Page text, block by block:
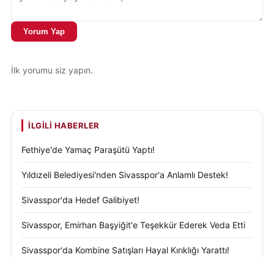
Yorum Yap
İlk yorumu siz yapın.
İLGILI HABERLER
Fethiye'de Yamaç Paraşütü Yaptı!
Yıldızeli Belediyesi'nden Sivasspor'a Anlamlı Destek!
Sivasspor'da Hedef Galibiyet!
Sivasspor, Emirhan Başyiğit'e Teşekkür Ederek Veda Etti
Sivasspor'da Kombine Satışları Hayal Kırıklığı Yarattı!